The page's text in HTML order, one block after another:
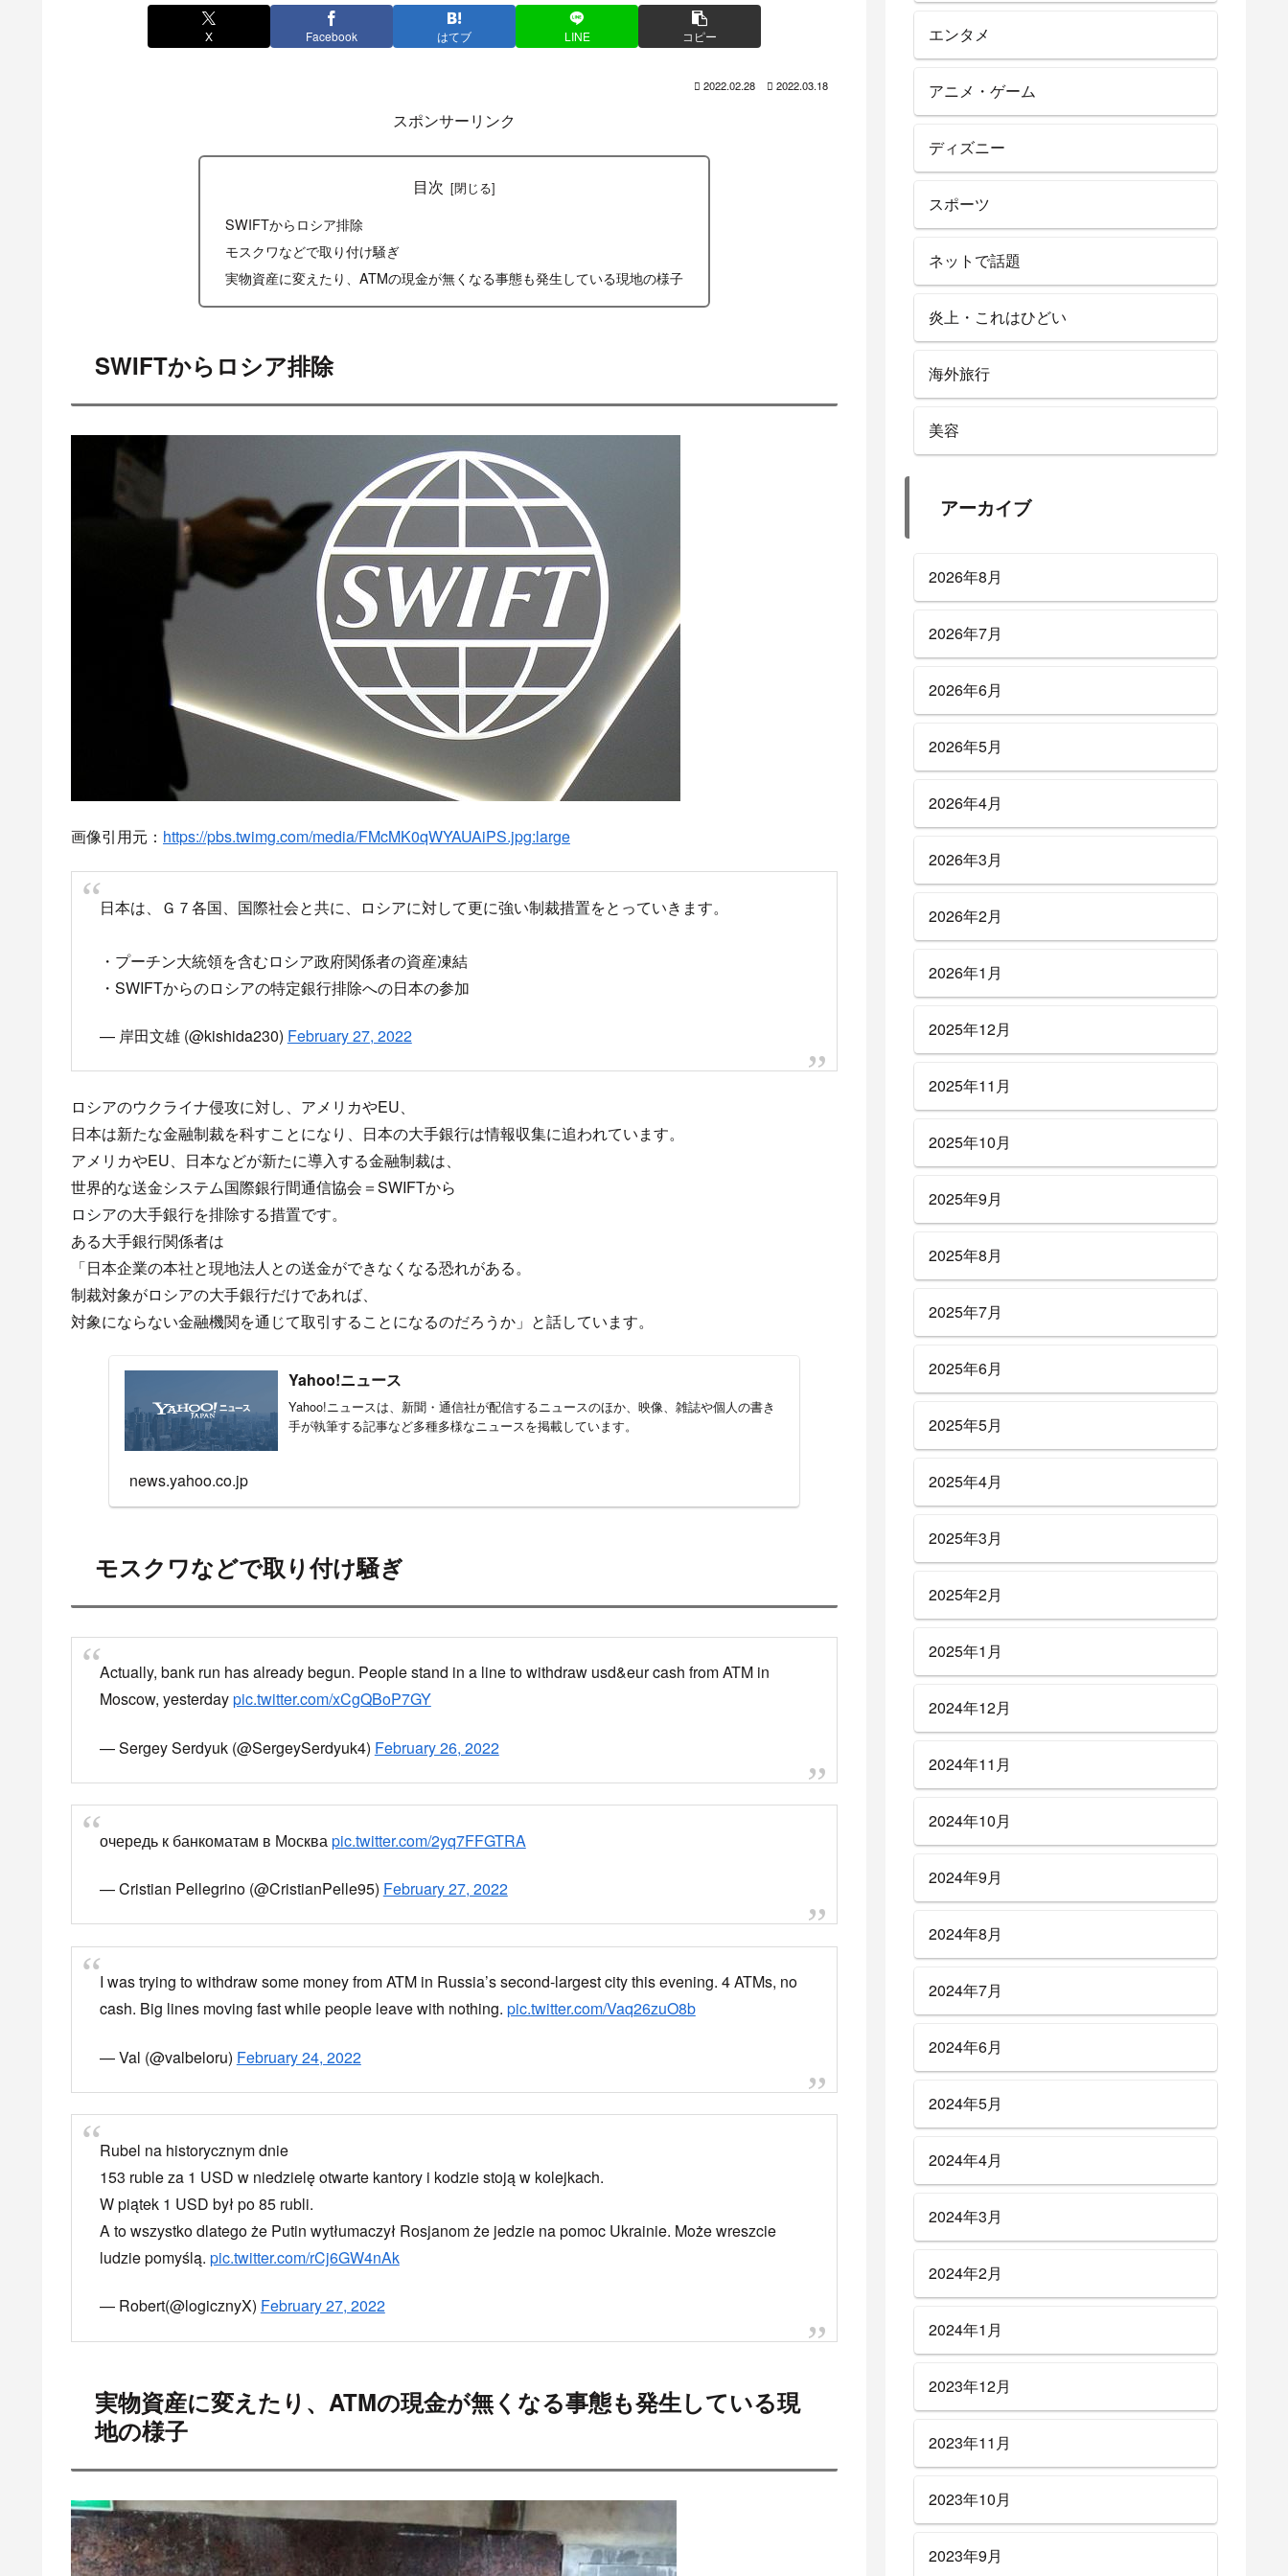
X Facebook はてブ LINE コピー
目次
SWIFTからロシア排除
モスクワなどで取り付け騒ぎ
SWIFTからロシア排除
画像引用元：https://pbs.twimg.com/media/FMcMK0qWYAUAiPS.jpg:large
日本は、Ｇ７各国、国際社会と共に、ロシアに対して更に強い制裁措置をとっていきます。
・プーチン大統領を含むロシア政府関係者の資産凍結
— 岸田文雄 (@kishida230)February 27, 2022
ロシアのウクライナ侵攻に対し、アメリカやEU、
日本は新たな金融制裁を科すことになり、日本の大手銀行は情報収集に追われています。
アメリカやEU、日本などが新たに導入する金融制裁は、
ロシアの大手銀行を排除する措置です。
ある大手銀行関係者は
「日本企業の本社と現地法人との送金ができなくなる恐れがある。
制裁対象がロシアの大手銀行だけであれば、
対象にならない金融機関を通じて取引することになるのだろうか」と話しています。
Yahoo!ニュースは、新聞・通信社が配信するニュースのほか、映像、雑誌や個人の書き
news.yahoo.co.jp
モスクワなどで取り付け騒ぎ
Actually, bank run has already begun. People stand in a line to withdraw usd&eur cash from ATM in
Moscow, yesterdaypic.twitter.com/xCgQBoP7GY
— Cristian Pellegrino (@CristianPelle95)
I was trying to withdraw some money from ATM in Russia’s second-largest city this evening. 4 ATMs, no
cash. Big lines moving fast while people leave with nothing.pic.twitter.com/Vaq26zuO8b
エンタメ
アニメ・ゲーム
ディズニー
スポーツ
ネットで話題
炎上・これはひどい
海外旅行
美容
アーカイブ
2026年8月
2026年7月
2026年6月
2026年5月
2026年4月
2026年3月
2026年2月
2026年1月
2025年12月
2025年11月
2025年10月
2025年9月
2025年8月
2025年7月
2025年6月
2025年5月
2025年4月
2025年3月
2025年2月
2025年1月
2024年12月
2024年11月
2024年10月
2024年9月
2024年8月
2024年7月
2024年6月
2024年5月
2024年4月
2024年3月
2024年2月
2024年1月
2023年12月
2023年11月
2023年10月
2023年9月